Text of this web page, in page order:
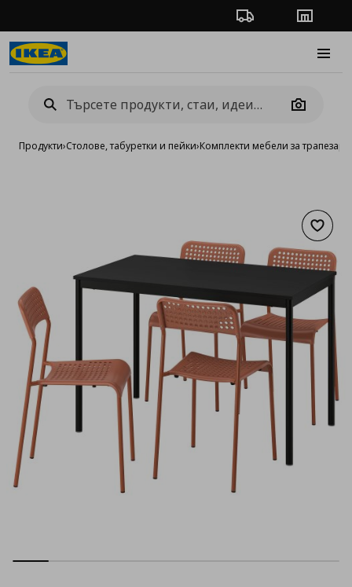
Проследяване на
Camera
Продукти›Столове, табуретки и пейки›Комплекти мебели за